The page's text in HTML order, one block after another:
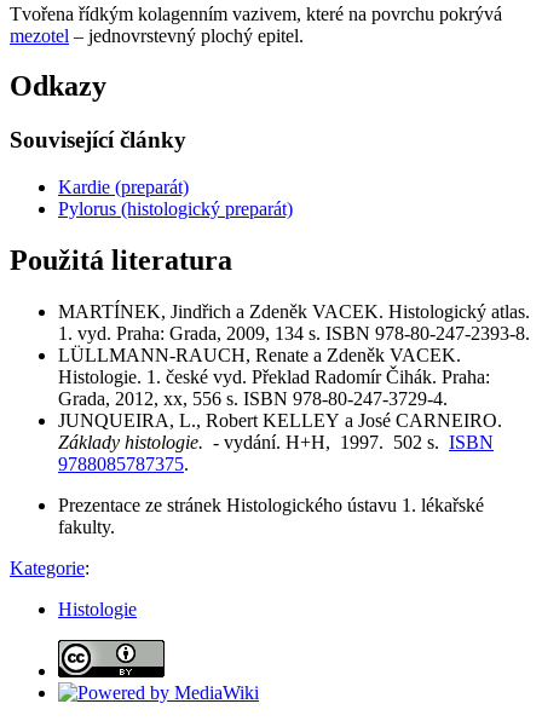
Tvořena řídkým kolagenním vazivem, které na povrchu pokrývá
mezotel – jednovrstevný plochý epitel.
Odkazy
Související články
Kardie (preparát)
Pylorus (histologický preparát)
Použitá literatura
MARTÍNEK, Jindřich a Zdeněk VACEK. Histologický atlas.
1. vyd. Praha: Grada, 2009, 134 s. ISBN 978-80-247-2393-8.
LÜLLMANN-RAUCH, Renate a Zdeněk VACEK.
Histologie. 1. české vyd. Překlad Radomír Čihák. Praha:
Grada, 2012, xx, 556 s. ISBN 978-80-247-3729-4.
JUNQUEIRA, L., Robert KELLEY a José CARNEIRO.
Základy histologie. - vydání. H+H, 1997. 502 s. ISBN
9788085787375.
Prezentace ze stránek Histologického ústavu 1. lékařské
fakulty.
Kategorie:
Histologie